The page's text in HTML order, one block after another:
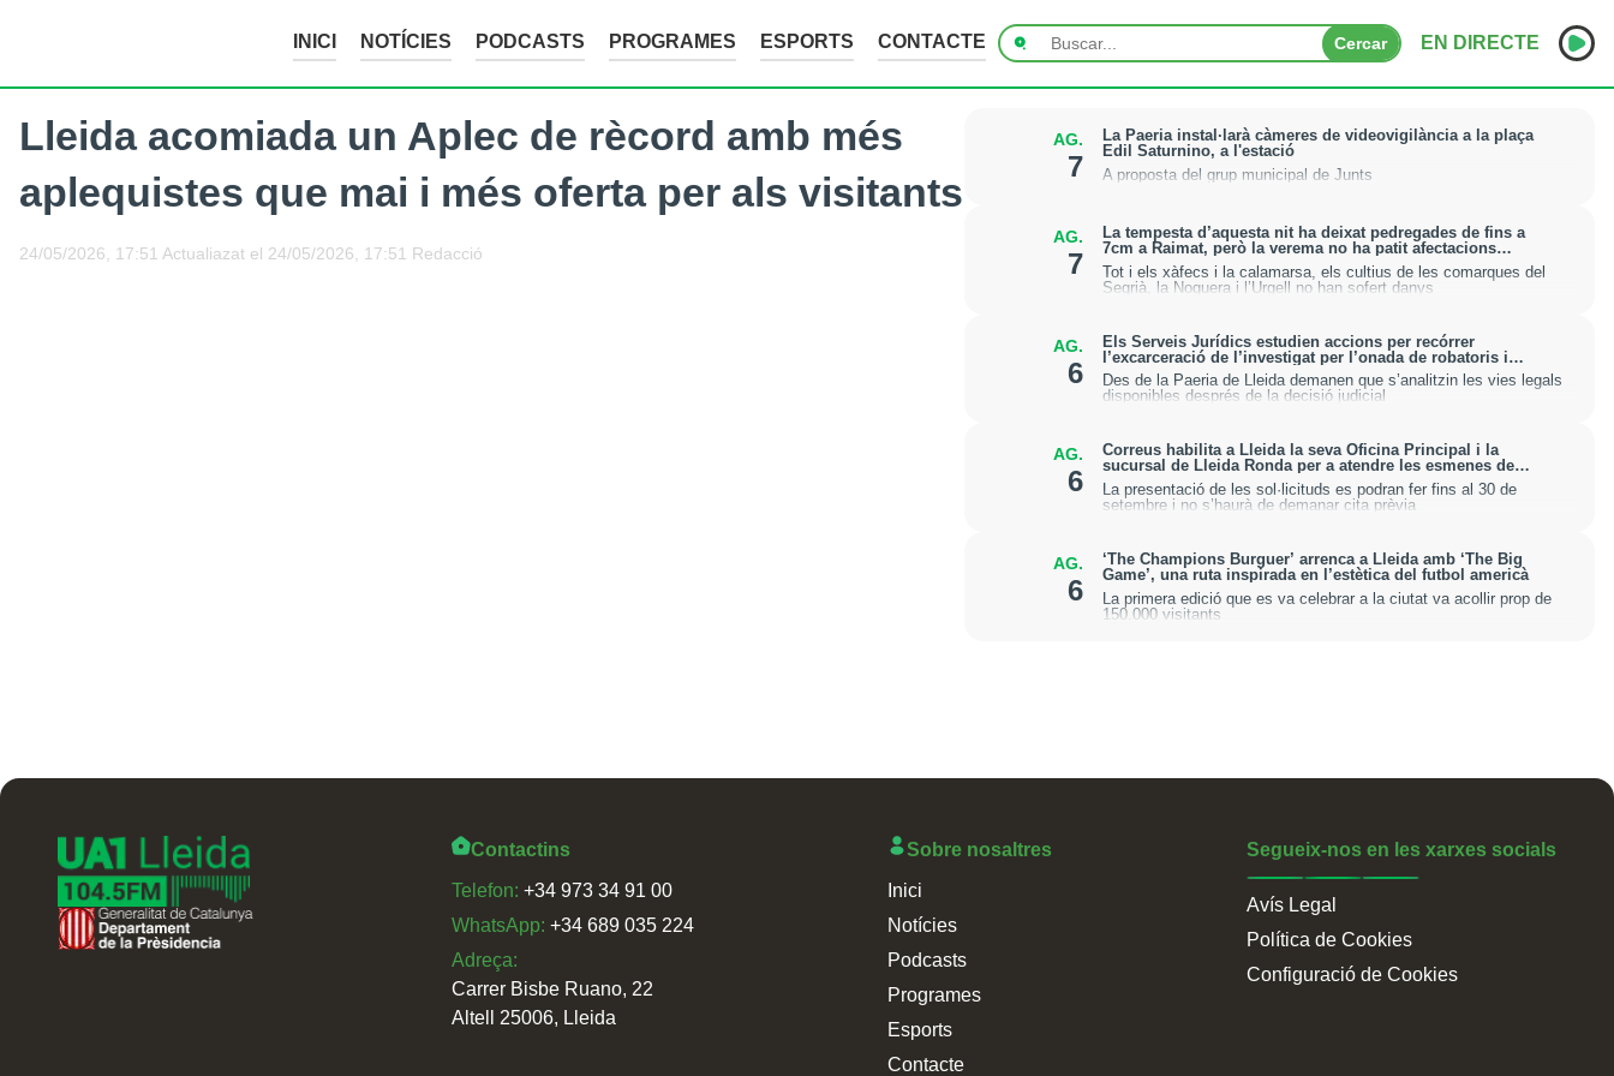
INICI NOTÍCIES PODCASTS PROGRAMES ESPORTS CONTACTE Cercar EN DIRECTE
INICI
PODCASTS
PROGRAMES
CONTACTE
Lleida acomiada un Aplec de rècord amb més
aplequistes que mai i més oferta per als visitants
24/05/2026, 17:51 Actualiazat el 24/05/2026, 17:51 Redacció
AG.
7
La Paeria instal·larà càmeres de videovigilància a la plaça
Edil Saturnino, a l'estació
A proposta del grup municipal de Junts
AG.
7
La tempesta d’aquesta nit ha deixat pedregades de fins a
7cm a Raimat, però la verema no ha patit afectacions
significatives
Tot i els xàfecs i la calamarsa, els cultius de les comarques del
Segrià, la Noguera i l’Urgell no han sofert danys
AG.
6
Els Serveis Jurídics estudien accions per recórrer
l’excarceració de l’investigat per l’onada de robatoris i
incendis a l’Horta
Des de la Paeria de Lleida demanen que s’analitzin les vies legals
disponibles després de la decisió judicial
AG.
6
Correus habilita a Lleida la seva Oficina Principal i la
sucursal de Lleida Ronda per a atendre les esmenes de
regularització de migrants
La presentació de les sol·licituds es podran fer fins al 30 de
setembre i no s’haurà de demanar cita prèvia
AG.
6
‘The Champions Burguer’ arrenca a Lleida amb ‘The Big
Game’, una ruta inspirada en l’estètica del futbol americà
La primera edició que es va celebrar a la ciutat va acollir prop de
150.000 visitants
Contactins
Telefon: +34 973 34 91 00
WhatsApp: +34 689 035 224
Adreça:
Carrer Bisbe Ruano, 22
Altell 25006, Lleida
Sobre nosaltres
Inici
Notícies
Podcasts
Programes
Esports
Contacte
Segueix-nos en les xarxes socials
Avís Legal
Política de Cookies
Configuració de Cookies